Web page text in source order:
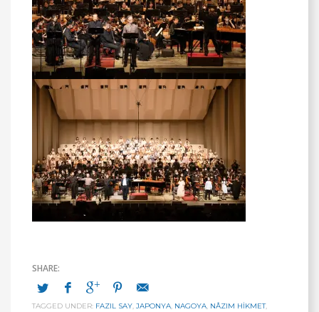
TAGGED UNDER: FAZIL SAY JAPONYA NAGOYA NÂZIM HIKMET,